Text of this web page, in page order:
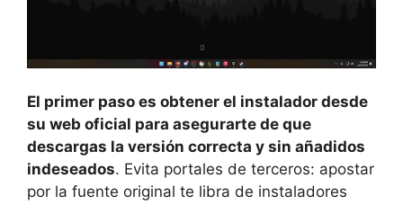
El primer paso es obtener el instalador desde
su web oficial para asegurarte de que
descargas la versión correcta y sin añadidos
indeseados. Evita portales de terceros: apostar
por la fuente original te libra de instaladores